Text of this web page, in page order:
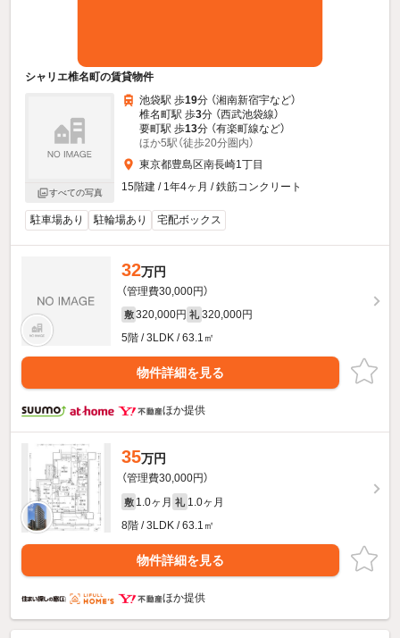
シャリエ椎名町の賃貸物件
すべての写真
池袋駅 歩19分 （湘南新宿宇など）
椎名町駅 歩3分 （西武池袋線）
要町駅 歩13分 （有楽町線など）
ほか5駅（徒歩20分圏内）
東京都豊島区南長崎1丁目
15階建 / 1年4ヶ月 / 鉄筋コンクリート
駐車場あり 駐輪場あり 宅配ボックス
32万円
（管理費30,000円）
敷 320,000円 礼 320,000円
5階 / 3LDK / 63.1㎡
物件詳細を見る
ほか提供
35万円
（管理費30,000円）
敷 1.0ヶ月 礼 1.0ヶ月
8階 / 3LDK / 63.1㎡
物件詳細を見る
ほか提供